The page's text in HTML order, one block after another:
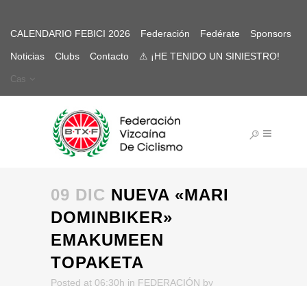
CALENDARIO FEBICI 2026 Federación Fedérate Sponsors
Noticias Clubs Contacto ⚠ ¡HE TENIDO UN SINIESTRO!
Cas
09 DIC NUEVA «MARI
DOMINBIKER»
EMAKUMEEN
TOPAKETA
Posted at 06:30h in FEDERACIÓN by